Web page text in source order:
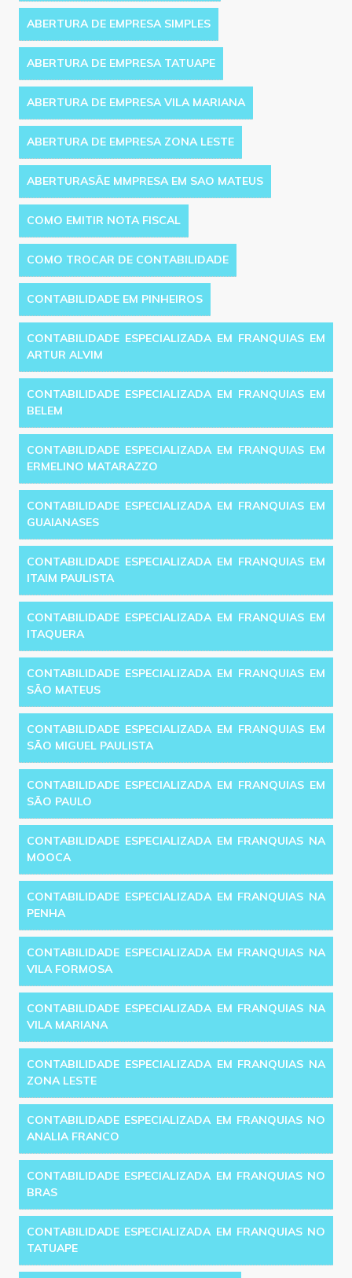
ABERTURA DE EMPRESA SIMPLES
ABERTURA DE EMPRESA TATUAPE
ABERTURA DE EMPRESA VILA MARIANA
ABERTURA DE EMPRESA ZONA LESTE
ABERTURASÃE MMPRESA EM SAO MATEUS
COMO EMITIR NOTA FISCAL
COMO TROCAR DE CONTABILIDADE
CONTABILIDADE EM PINHEIROS
CONTABILIDADE ESPECIALIZADA EM FRANQUIAS EM
ARTUR ALVIM
CONTABILIDADE ESPECIALIZADA EM FRANQUIAS EM
BELEM
CONTABILIDADE ESPECIALIZADA EM FRANQUIAS EM
ERMELINO MATARAZZO
CONTABILIDADE ESPECIALIZADA EM FRANQUIAS EM
GUAIANASES
CONTABILIDADE ESPECIALIZADA EM FRANQUIAS EM
ITAIM PAULISTA
CONTABILIDADE ESPECIALIZADA EM FRANQUIAS EM
ITAQUERA
CONTABILIDADE ESPECIALIZADA EM FRANQUIAS EM
SÃO MATEUS
CONTABILIDADE ESPECIALIZADA EM FRANQUIAS EM
SÃO MIGUEL PAULISTA
CONTABILIDADE ESPECIALIZADA EM FRANQUIAS EM
SÃO PAULO
CONTABILIDADE ESPECIALIZADA EM FRANQUIAS NA
MOOCA
CONTABILIDADE ESPECIALIZADA EM FRANQUIAS NA
PENHA
CONTABILIDADE ESPECIALIZADA EM FRANQUIAS NA
VILA FORMOSA
CONTABILIDADE ESPECIALIZADA EM FRANQUIAS NA
VILA MARIANA
CONTABILIDADE ESPECIALIZADA EM FRANQUIAS NA
ZONA LESTE
CONTABILIDADE ESPECIALIZADA EM FRANQUIAS NO
ANALIA FRANCO
CONTABILIDADE ESPECIALIZADA EM FRANQUIAS NO
BRAS
CONTABILIDADE ESPECIALIZADA EM FRANQUIAS NO
TATUAPE